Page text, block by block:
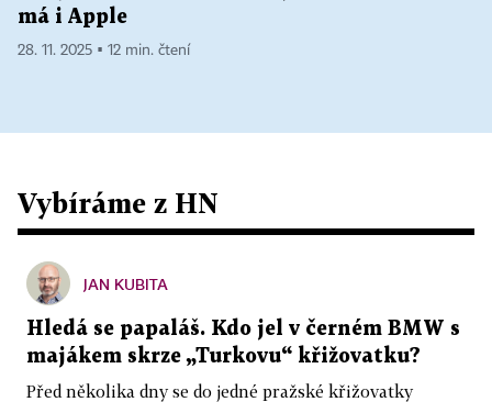
má i Apple
28. 11. 2025 ▪ 12 min. čtení
Vybíráme z HN
JAN KUBITA
Hledá se papaláš. Kdo jel v černém BMW s
majákem skrze „Turkovu“ křižovatku?
Před několika dny se do jedné pražské křižovatky